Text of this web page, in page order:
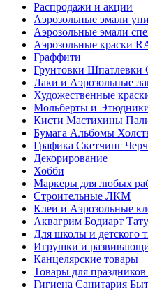
Распродажи и акции
Аэрозольные эмали
Аэрозольные эмали
Аэрозольные краски
Граффити
Грунтовки Шпатлевки
Лаки и Аэрозольные
Художественные
Мольберты и
Кисти Мастихины
Бумага Альбомы
Графика Скетчинг
Декорирование
Хобби
Маркеры для любых
Строительные ЛКМ
Клеи и Аэрозольные
Аквагрим Бодиарт Тату
Для школы и детского
Игрушки и
Канцелярские товары
Товары для
Гигиена Санитария